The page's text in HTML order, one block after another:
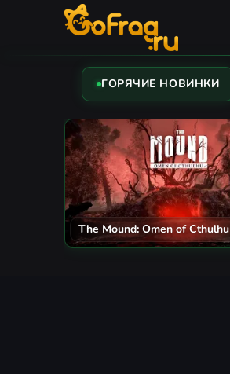
ГОРЯЧИЕ НОВИНКИ
The Mound: Omen of Cthulhu